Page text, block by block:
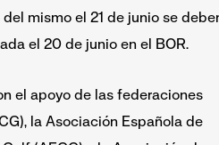
mismo el 21 de junio se
el 20 de junio en el BOR.
el apoyo de las federaciones
la Asociación Española de